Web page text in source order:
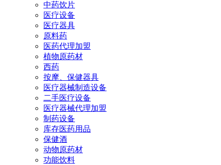
中药饮片
医疗设备
医疗器具
原料药
医药代理加盟
植物原药材
西药
按摩、保健器具
医疗器械制造设备
二手医疗设备
医疗器械代理加盟
制药设备
库存医药用品
保健酒
动物原药材
功能饮料